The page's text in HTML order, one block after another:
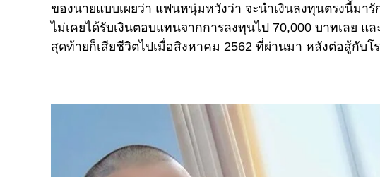
ของนายแบบเผยว่า แฟนหนุ่มหวังว่า จะนำเงินลงทุนตรงนี้มารั
ไม่เคยได้รับเงินตอบแทนจากการลงทุนไป 70,000 บาทเลย แ
สุดท้ายก็เสียชีวิตไปเมื่อสิงหาคม 2562 ที่ผ่านมา หลังต่อสู้กับโ